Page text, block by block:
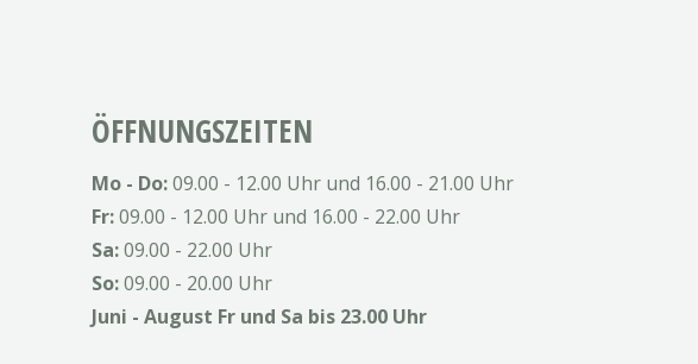
ÖFFNUNGSZEITEN
Mo - Do:09.00 - 12.00 Uhr und 16.00 - 21.00 Uhr
Fr:09.00 - 12.00 Uhr und 16.00 - 22.00 Uhr
Sa:09.00 - 22.00 Uhr
So:09.00 - 20.00 Uhr
Juni - August Fr und Sa bis 23.00 Uhr